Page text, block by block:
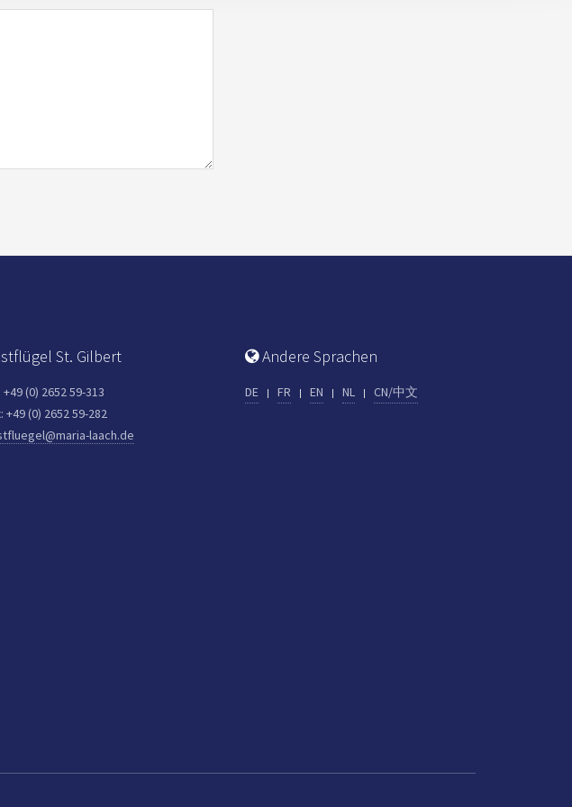
St. Gilbert
+49 (0) 2652 59-313
+49 (0) 2652 59-282
laach.de
Andere Sprachen
DE FR EN NL CN/中文